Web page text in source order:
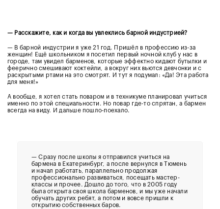
— Расскажите, как и когда вы увлеклись барной индустрией?
— В барной индустрии я уже 21 год. Пришёл в профессию из-за
женщин! Ещё школьником я посетил первый ночной клуб у нас в
городе, там увидел барменов, которые эффектно кидают бутылки и
феерично смешивают коктейли, а вокруг них вьются девчонки и с
раскрытыми ртами на это смотрят. И тут я подумал: «Да! Эта работа
для меня!»
А вообще, я хотел стать поваром и в техникуме планировал учиться
именно по этой специальности. Но повар где-то спрятан, а бармен
всегда на виду. И дальше пошло-поехало.
—Сразу после школы я отправился учиться на
бармена в Екатеринбург, а после вернулся в Тюмень
и начал работать, параллельно продолжая
профессионально развиваться, посещать мастер-
классы и прочее. Дошло до того, что в 2005 году
была открыта своя школа барменов, и мы уже начали
обучать других ребят, а потом и вовсе пришли к
открытию собственных баров.